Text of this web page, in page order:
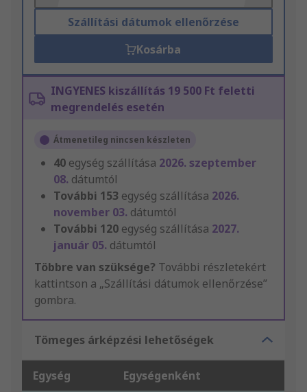
Szállítási dátumok ellenőrzése
Kosárba
INGYENES kiszállítás 19 500 Ft feletti
megrendelés esetén
Átmenetileg nincsen készleten
40 egység szállítása 2026. szeptember
08. dátumtól
További 153 egység szállítása 2026.
november 03. dátumtól
További 120 egység szállítása 2027.
január 05. dátumtól
Többre van szüksége? További részletekért
kattintson a „Szállítási dátumok ellenőrzése”
gombra.
Tömeges árképzési lehetőségek
Egység Egységenként